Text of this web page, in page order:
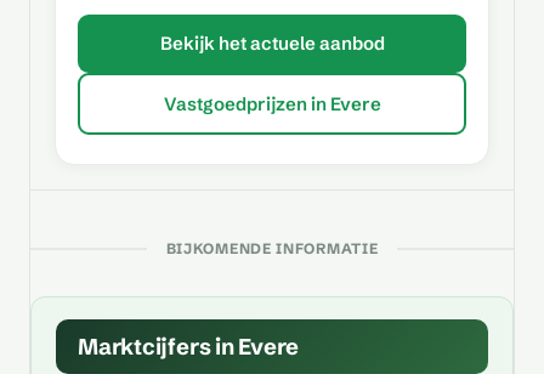
Bekijk het actuele aanbod
Vastgoedprijzen in Evere
BIJKOMENDE INFORMATIE
Marktcijfers in Evere